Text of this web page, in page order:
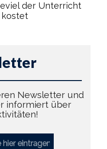
der Unterricht
kostet
Newsletter und
informiert über